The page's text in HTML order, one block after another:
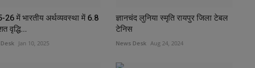
26 में भारतीय अर्थव्यवस्था में 6.8
वृद्धि...
Jan 10, 2025
ज्ञानचंद लुनिया स्मृति रायपुर जिला टेबल
टेनिस
News Desk Aug 24, 2024